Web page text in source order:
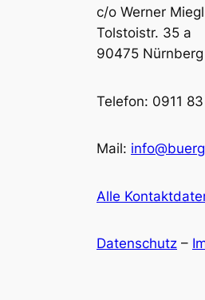
c/o Werner Miegl
Tolstoistr. 35 a
90475 Nürnberg
Telefon: 0911
Mail:
Alle
Datenschutz –